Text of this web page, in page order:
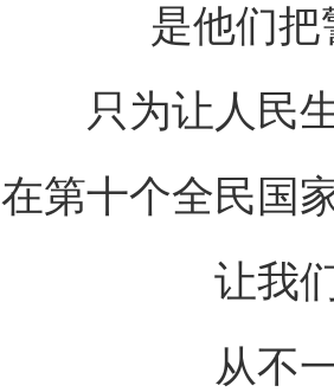
是他们
只为让人民
在第十个全民国
让我
从不